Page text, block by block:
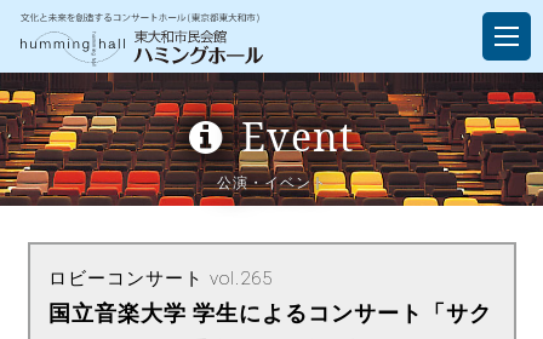
Event
公演・イベント
ロビーコンサート vol.265
国立音楽大学 学生によるコンサート「サク